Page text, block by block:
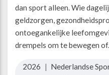
dan sport alleen. Wie
geldzorgen,
ontoegankelijke
drempels om te bewegen
2026 | Nederlandse